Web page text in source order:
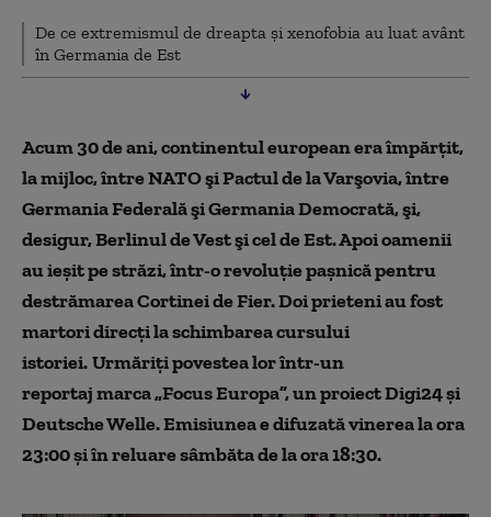
De ce extremismul de dreapta și xenofobia au luat avânt
în Germania de Est
Acum 30 de ani, continentul european era împărţit,
la mijloc, între NATO şi Pactul de la Varşovia, între
Germania Federală şi Germania Democrată, şi,
desigur, Berlinul de Vest şi cel de Est. Apoi oamenii
au ieşit pe străzi, într-o revoluţie paşnică pentru
destrămarea Cortinei de Fier. Doi prieteni au fost
martori direcţi la schimbarea cursului
istoriei.Urmăriți povestea lor într-un
reportaj marca „Focus Europa”, un proiect Digi24 şi
Deutsche Welle. Emisiunea e difuzată vinerea la ora
23:00 și în reluare sâmbăta de la ora 18:30.